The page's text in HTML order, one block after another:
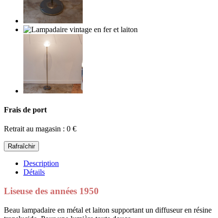
Frais de port
Retrait au magasin : 0 €
Description
Détails
Liseuse des années 1950
Beau lampadaire en métal et laiton supportant un diffuseur en résine